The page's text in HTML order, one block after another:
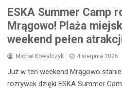
ESKA Summer Camp
Mrągowo! Plaża
weekend pełen
Michał Kowalczyk 4 sierpnia 2026
Już w ten weekend Mrągowo
rozrywek dzięki ESKA Summer